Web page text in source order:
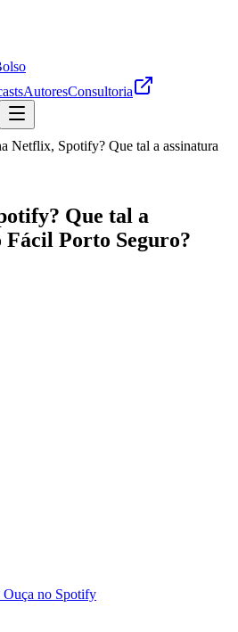
AutoresConsultoria
Netflix, Spotify? Que tal a assinatura
Que tal a
Porto Seguro?
Ouça no Spotify